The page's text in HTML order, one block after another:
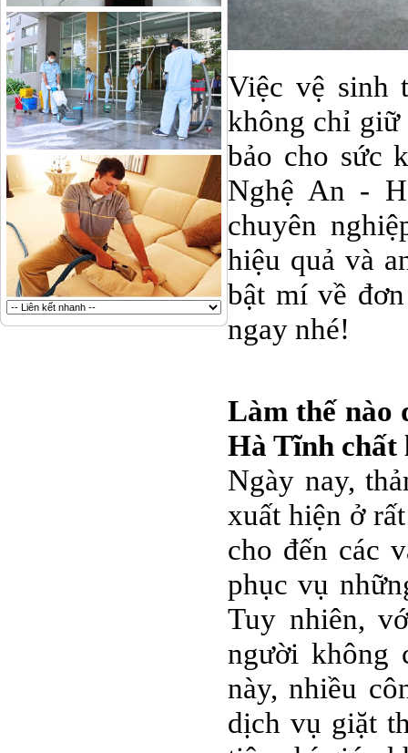
Việc vệ sinh
không chỉ giữ
bảo cho sức
Nghệ An -
chuyên
hiệu quả và
bật mí về
ngay nhé!
Làm thế nào
Hà Tĩnh chất
Ngày nay,
xuất hiện ở
cho đến các
phục vụ
Tuy nhiên,
người không
này, nhiều
dịch vụ giặt